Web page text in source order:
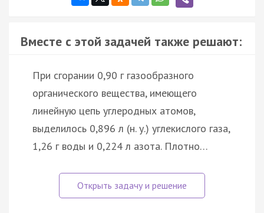
Вместе с этой задачей также решают:
При сгорании 0,90 г газообразного
органического вещества, имеющего
линейную цепь углеродных атомов,
выделилось 0,896 л (н. у.) углекислого газа,
1,26 г воды и 0,224 л азота. Плотно…